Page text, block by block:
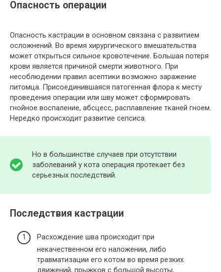
Опасность операции
Опасность кастрации в основном связана с развитием
осложнений. Во время хирургического вмешательства
может открыться сильное кровотечение. Большая потеря
крови является причиной смерти животного. При
несоблюдении правил асептики возможно заражение
питомца. Присоединившаяся патогенная флора к месту
проведения операции или шву может сформировать
гнойное воспаление, абсцесс, расплавление тканей гноем.
Нередко происходит развитие сепсиса.
Но в большинстве случаев при отсутствии
заболеваний у кота операция протекает без
серьезных последствий.
Последствия кастрации
Расхождение шва происходит при
некачественном его наложении, либо
травматизации его котом во время резких
движений, прыжков с большой высоты,